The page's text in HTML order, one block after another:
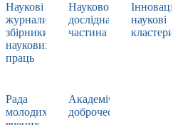
Наукові
журнали,
збірники
наукових
праць
Науково-
дослідна
частина
наукові
кластери
Рада
молодих
Академічна
доброчесність